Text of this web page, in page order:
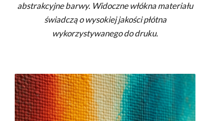
abstrakcyjne barwy. Widoczne włókna materiału
świadczą o wysokiej jakości płótna
wykorzystywanego do druku.